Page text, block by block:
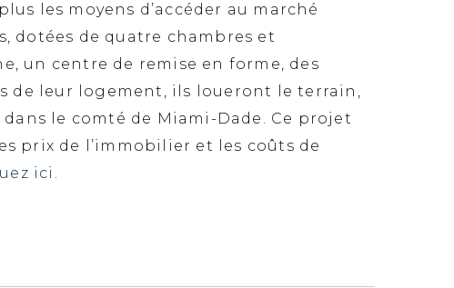
les moyens d’accéder au marché
dotées de quatre chambres et
un centre de remise en forme, des
de leur logement, ils loueront le terrain,
le comté de Miami-Dade. Ce projet
prix de l’immobilier et les coûts de
ici.